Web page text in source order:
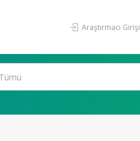
Araştırmacı Girişi